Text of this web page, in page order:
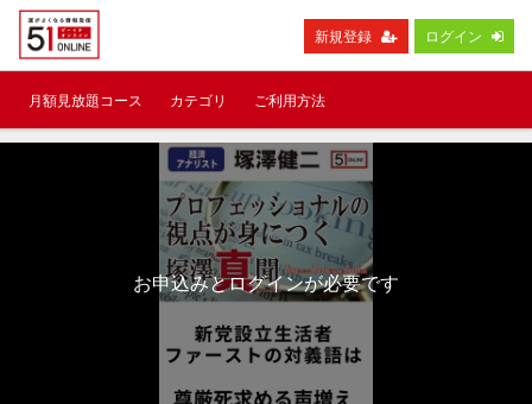
新規登録 ログイン
月額見放題コース カテゴリ ご利用方法
お申込みとログインが必要です